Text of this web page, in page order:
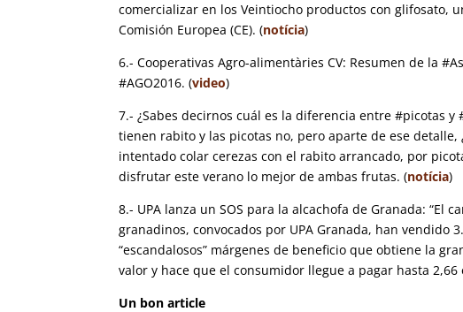
comercializar en los Veintiocho productos con glifosato,
Comisión Europea (CE). (notícia)
6.- Cooperativas Agro-alimentàries CV: Resumen de la
#AGO2016. (video)
7.- ¿Sabes decirnos cuál es la diferencia entre #picotas y
tienen rabito y las picotas no, pero aparte de ese detalle,
intentado colar cerezas con el rabito arrancado, por
disfrutar este verano lo mejor de ambas frutas. (notícia)
8.- UPA lanza un SOS para la alcachofa de Granada: “El
granadinos, convocados por UPA Granada, han vendido
“escandalosos” márgenes de beneficio que obtiene la
valor y hace que el consumidor llegue a pagar hasta
Un bon article